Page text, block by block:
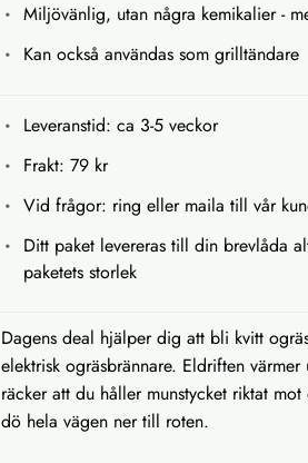
Miljövänlig, utan några kemikalier -
Kan också användas som grilltändare
Leveranstid: ca 3-5 veckor
Frakt: 79 kr
Vid frågor: ring eller maila till vår
Ditt paket levereras till din brevlåda
paketets storlek
Dagens deal hjälper dig att bli kvitt
elektrisk ogräsbrännare. Eldriften
räcker att du håller munstycket riktat
dö hela vägen ner till roten.